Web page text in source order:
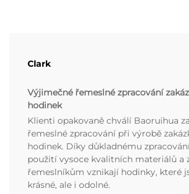
Clark
Výjimečné řemeslné zpracování
hodinek
Klienti opakovaně chválí Baoruihua
řemeslné zpracování při výrobě
hodinek. Díky důkladnému
použití vysoce kvalitních materiálů a
řemeslníkům vznikají hodinky, které
krásné, ale i odolné.